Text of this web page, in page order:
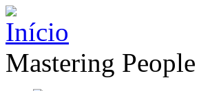
Mastering